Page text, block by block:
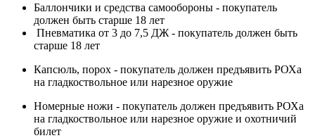
Баллончики и средства самообороны - покупатель
должен быть старше 18 лет
Пневматика от 3 до 7,5 ДЖ - покупатель должен быть
старше 18 лет
Капсюль, порох - покупатель должен предъявить РОХа
на гладкоствольное или нарезное оружие
Номерные ножи - покупатель должен предъявить РОХа
на гладкоствольное или нарезное оружие и охотничий
билет